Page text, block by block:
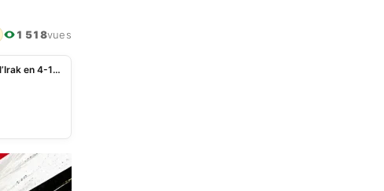
1 518vues
Mondial 2026 : le Sénégal en 4-2-3-1 avec Sadio Mané face à l’Irak en 4-1-4-1